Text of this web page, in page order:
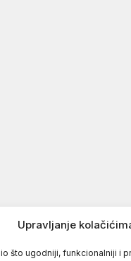
Upravljanje
što ugodniji, funkcionalniji i